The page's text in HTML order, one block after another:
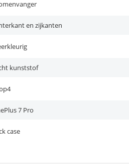
en zijkanten
kunststof
7 Pro
case